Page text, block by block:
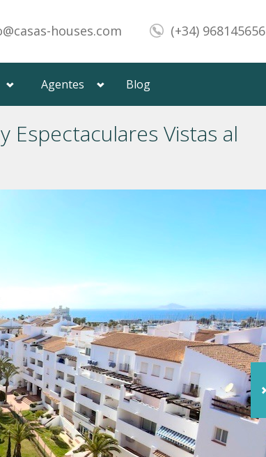
houses.com (+34) 968145656
Agentes Blog
Espectaculares Vistas al